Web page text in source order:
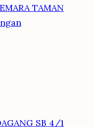
TAMAN
SB 4/1